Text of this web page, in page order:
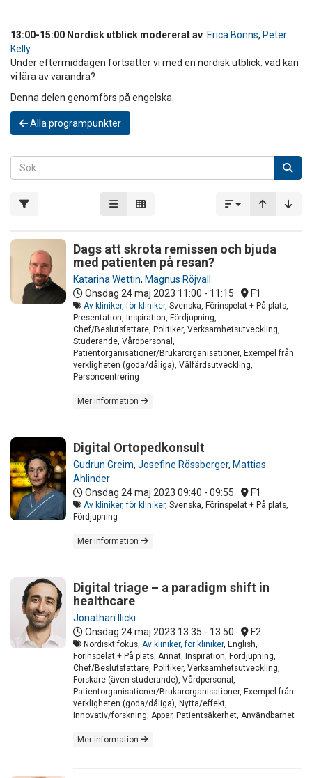
13:00-15:00 Nordisk utblick modererat av Erica Bonns, Peter
Kelly
Under eftermiddagen fortsätter vi med en nordisk utblick. vad kan
vi lära av varandra?
Denna delen genomförs på engelska.
Alla programpunkter
Dags att skrota remissen och bjuda
med patienten på resan?
Katarina Wettin, Magnus Röjvall
Onsdag 24 maj 2023 11:00 - 11:15 F1
Av kliniker, för kliniker, Svenska, Förinspelat + På plats,
Presentation, Inspiration, Fördjupning,
Chef/Beslutsfattare, Politiker, Verksamhetsutveckling,
Studerande, Vårdpersonal,
Patientorganisationer/Brukarorganisationer, Exempel från
verkligheten (goda/dåliga), Välfärdsutveckling,
Personcentrering
Mer information
Digital Ortopedkonsult
Gudrun Greim, Josefine Rössberger, Mattias
Ahlinder
Onsdag 24 maj 2023 09:40 - 09:55 F1
Av kliniker, för kliniker, Svenska, Förinspelat + På plats,
Fördjupning
Mer information
Digital triage – a paradigm shift in
healthcare
Jonathan Ilicki
Onsdag 24 maj 2023 13:35 - 13:50 F2
Nordiskt fokus, Av kliniker, för kliniker, English,
Förinspelat + På plats, Annat, Inspiration, Fördjupning,
Chef/Beslutsfattare, Politiker, Verksamhetsutveckling,
Forskare (även studerande), Vårdpersonal,
Patientorganisationer/Brukarorganisationer, Exempel från
verkligheten (goda/dåliga), Nytta/effekt,
Innovativ/forskning, Appar, Patientsäkerhet, Användbarhet
Mer information